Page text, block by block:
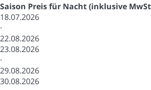
Saison Preis für Nacht (inklusive
18.07.2026
·
22.08.2026
23.08.2026
·
29.08.2026
30.08.2026